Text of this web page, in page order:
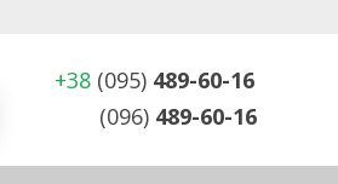
+38 (095) 489-60-16
(096) 489-60-16